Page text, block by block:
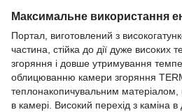
Максимальне використання
Портал, виготовлений з
частина, стійка до дії дуже високих
згоряння і довше утримування
облицюванню камери згоряння
теплонакопичувальним
в камері. Високий перехід з каміна в